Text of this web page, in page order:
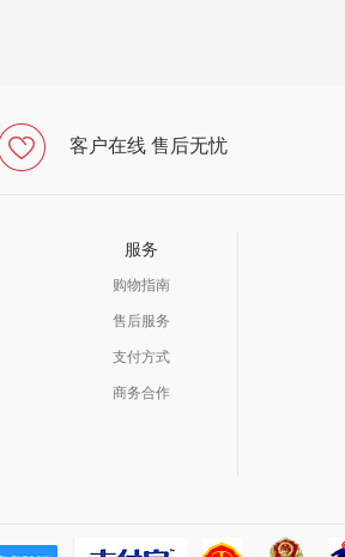
客户在线 售后无忧
服务
购物指南
售后服务
支付方式
商务合作